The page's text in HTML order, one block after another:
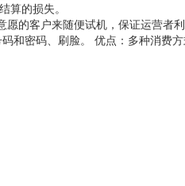
算的损失。
的客户来随便试机，保证运营者利
和密码、刷脸。 优点：多种消费